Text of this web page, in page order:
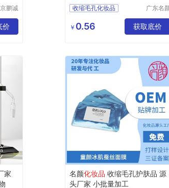
鹏诚
有限
价
收缩毛孔化妆品
化妆品OEM
广东名
限公司
￥ 0.56 获取底价
家
名颜化妆品 收缩毛孔护肤品 源
头厂家 小批量加工